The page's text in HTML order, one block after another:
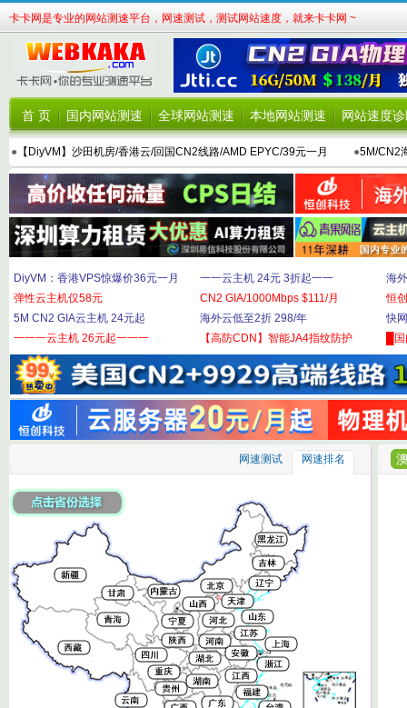
卡卡网是专业的网站测速平台，网速测试，测试网站速度，就来卡卡网 ~
首 页 国内网站测速 全球网站测速 本地网站测速 网站速度
● 【DiyVM】沙田机房/香港云/回国CN2线路/AMD EPYC/39元一月 ●5M/CN2
DiyVM：香港VPS惊爆价36元一月
弹性云主机仅58元
5M CN2 GIA云主机 24元起
一一一云主机 26元起一一一
一一云主机 24元 3折起一一
CN2 GIA/1000Mbps $111/月
海外云低至2折 298/年
【高防CDN】智能JA4指纹防护
海
恒
快
█
网速测试 网速排名